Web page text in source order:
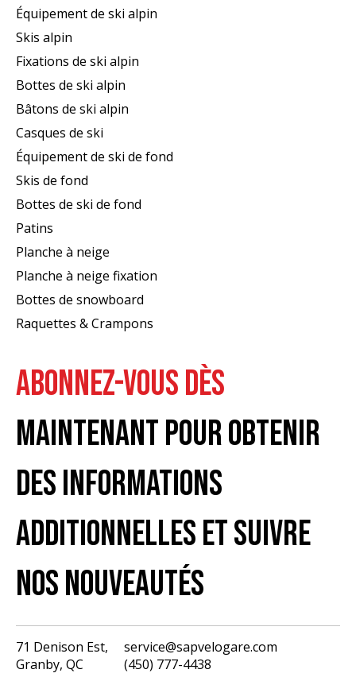
Équipement de ski alpin
Skis alpin
Fixations de ski alpin
Bottes de ski alpin
Bâtons de ski alpin
Casques de ski
Équipement de ski de fond
Skis de fond
Bottes de ski de fond
Patins
Planche à neige
Planche à neige fixation
Bottes de snowboard
Raquettes & Crampons
ABONNEZ-VOUS DÈS
MAINTENANT POUR OBTENIR
DES INFORMATIONS
ADDITIONNELLES ET SUIVRE
NOS NOUVEAUTÉS
71 Denison Est,
Granby, QC
service@sapvelogare.com
(450) 777-4438